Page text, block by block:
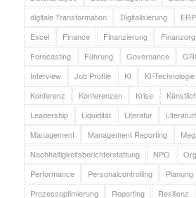
digitale Transformation
Digitalisierung
Excel
Finance Finanzierung
Forecasting
Führung Governance
Interview
Job Profile KI KI-Technologie
Konferenz
Konferenzen Krise
Leadership
Liquidität Literatur
Management
Management Reporting
Nachhaltigkeitsberichterstattung
NPO
Performance
Personalcontrolling Planung
Prozessoptimierung
Reporting Resilienz